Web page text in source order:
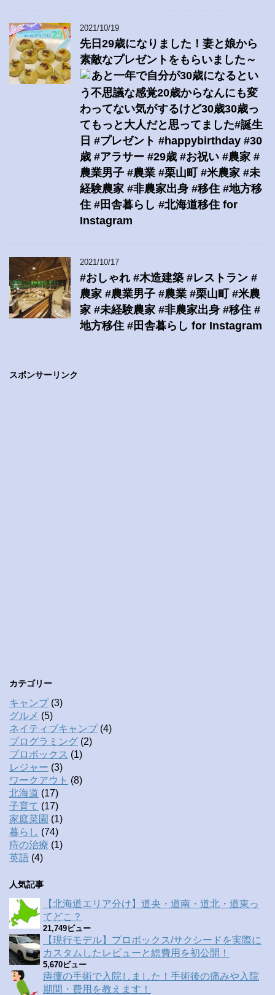
2021/10/19
先日29歳になりました！妻と娘から
素敵なプレゼントをもらいました～
あと一年で自分が30歳になるとい
う不思議な感覚20歳からなんにも変
わってない気がするけど30歳30歳っ
てもっと大人だと思ってました#誕生
日 #プレゼント #happybirthday #30
歳 #アラサー #29歳 #お祝い #農家 #
農業男子 #農業 #栗山町 #米農家 #未
経験農家 #非農家出身 #移住 #地方移
住 #田舎暮らし #北海道移住 for
Instagram
2021/10/17
#おしゃれ #木造建築 #レストラン #
農家 #農業男子 #農業 #栗山町 #米農
家 #未経験農家 #非農家出身 #移住 #
地方移住 #田舎暮らし for Instagram
スポンサーリンク
カテゴリー
キャンプ(3)
グルメ (5)
ネイティブキャンプ(4)
プログラミング (2)
プロボックス (1)
レジャー (3)
ワークアウト (8)
北海道 (17)
子育て (17)
家庭菜園 (1)
暮らし (74)
痔の治療 (1)
英語 (4)
人気記事
【北海道エリア分け】道央・道南・道北・道東っ
てどこ？
21,749ビュー
【現行モデル】プロボックス/サクシードを実際に
カスタムしたレビューと総費用を初公開！
5,670ビュー
痔瘻の手術で入院しました！手術後の痛みや入院
期間・費用を教えます！